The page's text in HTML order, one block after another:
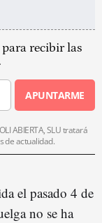
recibir las
APUNTARME
ABIERTA, SLU tratará
de actualidad.
el pasado 4 de
no se ha